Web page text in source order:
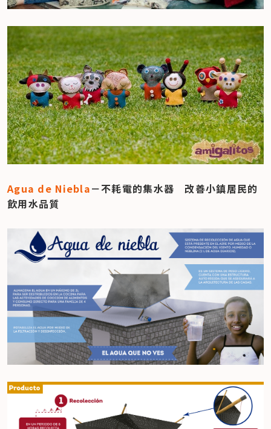
Agua de Niebla－不耗電的集水器　改善小鎮居民的
飲用水品質